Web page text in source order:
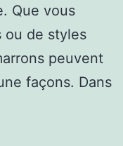
Que vous
ou de styles
peuvent
façons. Dans